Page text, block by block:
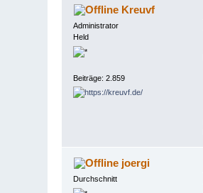
Kreuvf
Administrator
Held
Beiträge: 2.859
joergi
Durchschnitt